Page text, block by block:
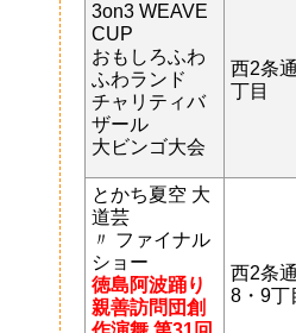
3on3 WEAVE
CUP
おもしろふわ
ふわランド
チャリティバ
ザール
大ビンゴ大会
西2条
丁目
とかち夏空 大
道芸
〃 ファイナル
ショー
徳島阿波踊り
親善訪問団創
西2条通
8・9丁